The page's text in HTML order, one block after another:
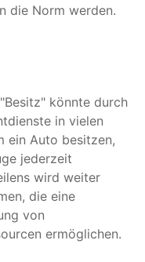
die Norm werden.
könnte durch
in vielen
ein Auto besitzen,
jederzeit
wird weiter
die eine
von
ermöglichen.